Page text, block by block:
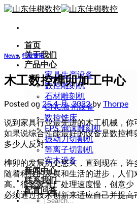
Skip
content
首页
关于我们
产品中心
家具生产设备
数控雕刻机
石材雕刻机
CNC激光设备
数控铣床
EPS 泡沫雕刻机
振动刀切割机
等离子切割机
实木设备
新闻中心
联系我们
配置问答
Search
News, 行业资讯
木工数控榫卯加工中心
Posted on 25 4 月, 2022by Thorpe
说到家具行业最先进的木工机械，你
如果说综合性能最好的设备是数控
多少人反对。
榫卯的发展历史悠久，直到现在，许
随着科技的发展和生活的进步，人
高。很多家具厂处理速度慢，创意少
必须通过技术创新来适应自己并提高